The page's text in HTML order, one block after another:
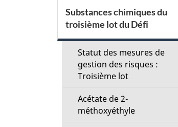
e
Substances chimiques du
troisième lot du Défi
Statut des mesures de
gestion des risques :
Troisième lot
Acétate de 2-
méthoxyéthyle